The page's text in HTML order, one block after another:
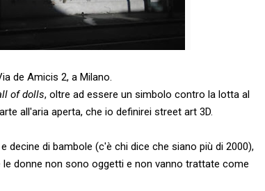
de Amicis 2, a Milano.
of dolls, oltre ad essere un simbolo contro la lotta al
all'aria aperta, che io definirei street art 3D.
decine di bambole (c'è chi dice che siano più di 2000),
donne non sono oggetti e non vanno trattate come